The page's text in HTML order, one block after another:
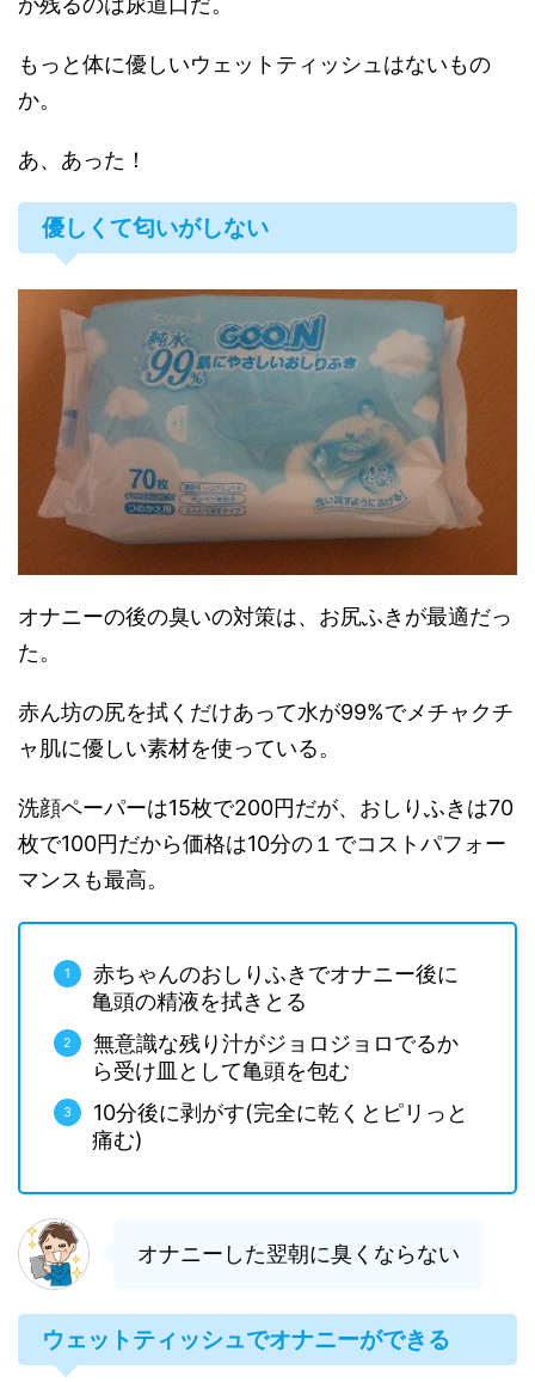
もっと体に優しいウェットティッシュはないもの
か。
あ、あった！
優しくて匂いがしない
オナニーの後の臭いの対策は、お尻ふきが最適だっ
た。
赤ん坊の尻を拭くだけあって水が99%でメチャクチ
ャ肌に優しい素材を使っている。
洗顔ペーパーは15枚で200円だが、おしりふきは70
枚で100円だから価格は10分の１でコストパフォー
マンスも最高。
赤ちゃんのおしりふきでオナニー後に
亀頭の精液を拭きとる
無意識な残り汁がジョロジョロでるか
ら受け皿として亀頭を包む
10分後に剥がす(完全に乾くとピリっと
痛む)
オナニーした翌朝に臭くならない
ウェットティッシュでオナニーができる